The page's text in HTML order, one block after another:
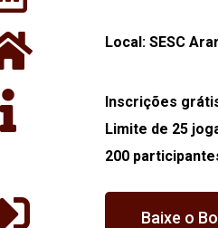
Local: SESC
Inscrições
Limite de 25
200
Baixe o